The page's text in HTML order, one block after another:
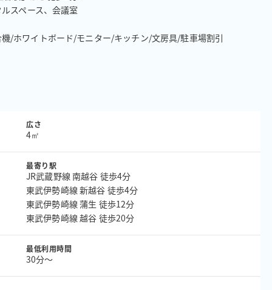
スペース、会議室
/ホワイトボード/モニター/キッチン/文房具/駐車場割引
広さ
4㎡
最寄り駅
JR武蔵野線 南越谷 徒歩4分
東武伊勢崎線 新越谷 徒歩4分
東武伊勢崎線 蒲生 徒歩12分
東武伊勢崎線 越谷 徒歩20分
最低利用時間
30分〜